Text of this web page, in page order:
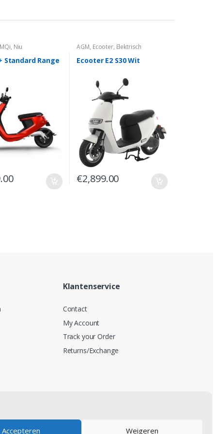
Accepteren Weigeren
MQi, Niu
Standard Range
AGM, Ecooter, Elektrisch
Ecooter E2 S30 Wit
€2,899.00
Klantenservice
Contact
My Account
Track your Order
Returns/Exchange